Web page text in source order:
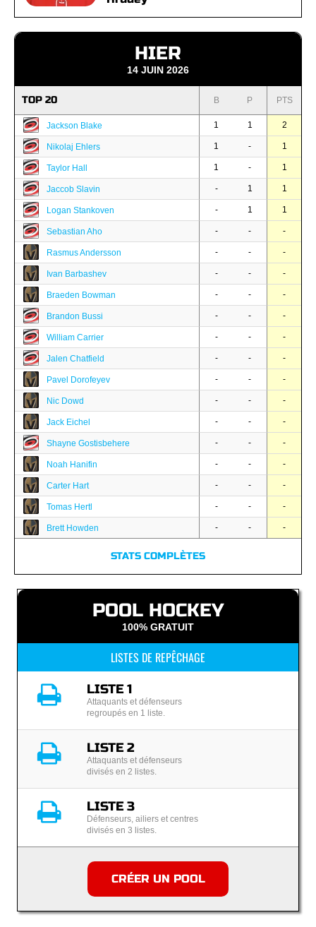
HIER
14 JUIN 2026
TOP 20 B P PTS
Jackson Blake 1 1 2
Nikolaj Ehlers 1 - 1
Taylor Hall 1 - 1
Jaccob Slavin - 1 1
Logan Stankoven - 1 1
Sebastian Aho - - -
Rasmus Andersson - - -
Ivan Barbashev - - -
Braeden Bowman - - -
Brandon Bussi - - -
William Carrier - - -
Jalen Chatfield - - -
Pavel Dorofeyev - - -
Nic Dowd - - -
Jack Eichel - - -
Shayne Gostisbehere - - -
Noah Hanifin - - -
Carter Hart - - -
Tomas Hertl - - -
Brett Howden - - -
STATS COMPLÈTES
POOL HOCKEY
100% GRATUIT
LISTES DE REPÊCHAGE
LISTE 1
Attaquants et défenseurs
regroupés en 1 liste.
LISTE 2
Attaquants et défenseurs
divisés en 2 listes.
LISTE 3
Défenseurs, ailiers et centres
divisés en 3 listes.
CRÉER UN POOL